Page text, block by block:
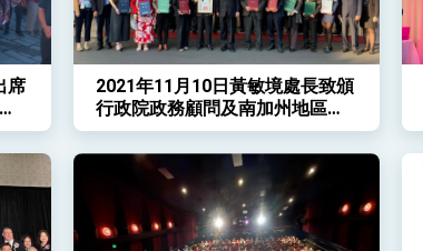
納州設立「駐鳳凰城辦事處」，進一步深化台美交流合作
席
2021年11月10日黃敏境處長致頒
行政院政務顧問及南加州地區僑
務榮譽職人員聘書